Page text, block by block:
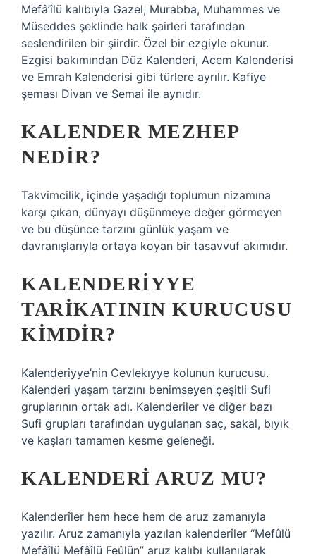
Mefâ’îlü kalıbıyla Gazel, Murabba, Muhammes ve
Müseddes şeklinde halk şairleri tarafından
seslendirilen bir şiirdir. Özel bir ezgiyle okunur.
Ezgisi bakımından Düz Kalenderi, Acem Kalenderisi
ve Emrah Kalenderisi gibi türlere ayrılır. Kafiye
şeması Divan ve Semai ile aynıdır.
KALENDER MEZHEP
NEDIR?
Takvimcilik, içinde yaşadığı toplumun nizamına
karşı çıkan, dünyayı düşünmeye değer görmeyen
ve bu düşünce tarzını günlük yaşam ve
davranışlarıyla ortaya koyan bir tasavvuf akımıdır.
KALENDERIYYE
TARIKATININ KURUCUSU
KIMDIR?
Kalenderiyye’nin Cevlekıyye kolunun kurucusu.
Kalenderi yaşam tarzını benimseyen çeşitli Sufi
gruplarının ortak adı. Kalenderiler ve diğer bazı
Sufi grupları tarafından uygulanan saç, sakal, bıyık
ve kaşları tamamen kesme geleneği.
KALENDERI ARUZ MU?
Kalenderîler hem hece hem de aruz zamanıyla
yazılır. Aruz zamanıyla yazılan kalenderîler “Mefûlü
Mefâîlü Mefâîlü Feûlün” aruz kalıbı kullanılarak